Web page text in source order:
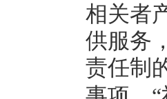
相关者
供服务
责任制